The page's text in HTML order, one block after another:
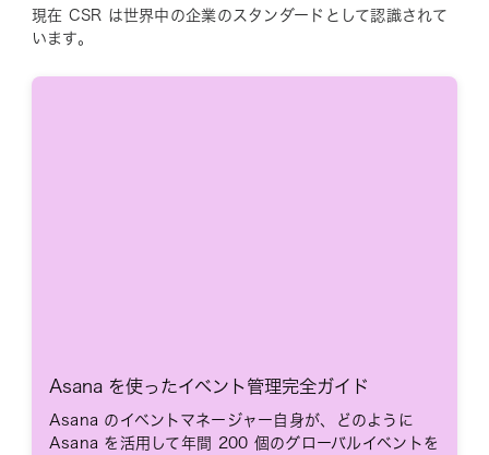
現在 CSR は世界中の企業のスタンダードとして認識されて
います。
Asana を使ったイベント管理完全ガイド
Asana のイベントマネージャー自身が、どのように
Asana を活用して年間 200 個のグローバルイベントを